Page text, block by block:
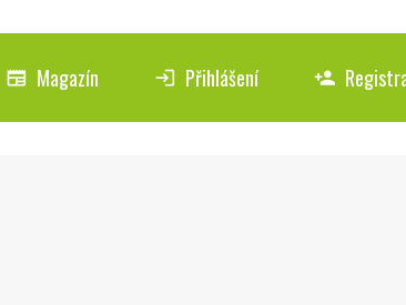
newspaper Magazín login Přihlášení person_add